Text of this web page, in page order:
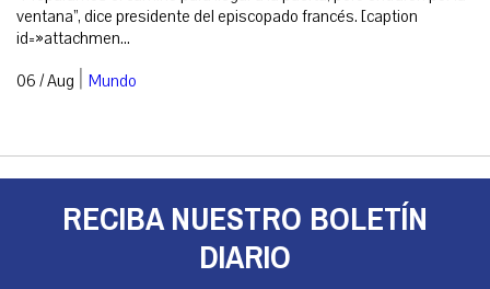
ventana”, dice presidente del episcopado francés. [caption
id=»attachmen...
06 / Aug | Mundo
RECIBA NUESTRO BOLETÍN
DIARIO